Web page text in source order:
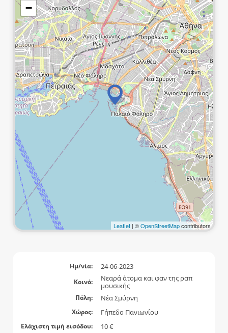
−
Leaflet | ©OpenStreetMapcontributors
Ημ/νία: 24-06-2023
Κοινό:
Νεαρά άτομα και φαν της ραπ
μουσικής
Πόλη: Νέα Σμύρνη
Χώρος: Γήπεδο Πανιωνίου
Ελάχιστη τιμή εισόδου: 10 €